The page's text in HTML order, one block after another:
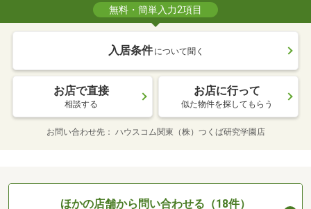
無料・簡単入力2項目
入居条件 について聞く
お店で直接
相談する
お店に行って
似た物件を探してもらう
お問い合わせ先 ハウスコム関東（株）つくば研究学園店
ほかの店舗から問い合わせる（18件）